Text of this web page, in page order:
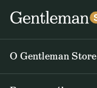
O Gentleman Store